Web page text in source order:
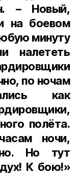
– Новый,
на боевом
минуту
налететь
по ночам
как
полёта.
ночи,
Но тут
К бою!»